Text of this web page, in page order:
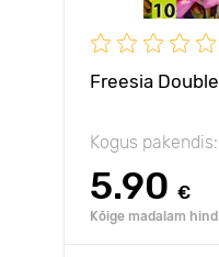
Freesia
Kogus pakendis:
5.90 €
Kõige madalam